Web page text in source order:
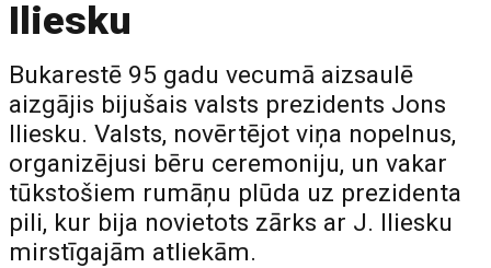
Iliesku
Bukarestē 95 gadu vecumā aizsaulē
aizgājis bijušais valsts prezidents Jons
Iliesku. Valsts, novērtējot viņa nopelnus,
organizējusi bēru ceremoniju, un vakar
tūkstošiem rumāņu plūda uz prezidenta
pili, kur bija novietots zārks ar J. Iliesku
mirstīgajām atliekām.